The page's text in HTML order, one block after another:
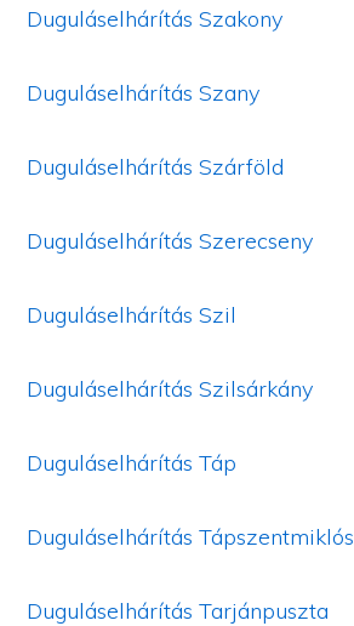
Duguláselhárítás Szakony
Duguláselhárítás Szany
Duguláselhárítás Szárföld
Duguláselhárítás Szerecseny
Duguláselhárítás Szil
Duguláselhárítás Szilsárkány
Duguláselhárítás Táp
Duguláselhárítás Tápszentmiklós
Duguláselhárítás Tarjánpuszta